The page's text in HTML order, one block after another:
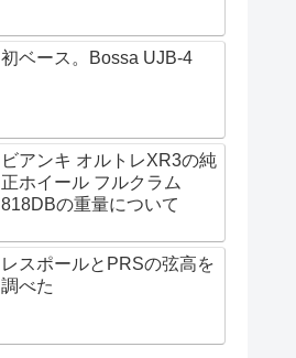
初ベース。Bossa UJB-4
ビアンキ オルトレXR3の純
正ホイール フルクラム
818DBの重量について
レスポールとPRSの弦高を
調べた